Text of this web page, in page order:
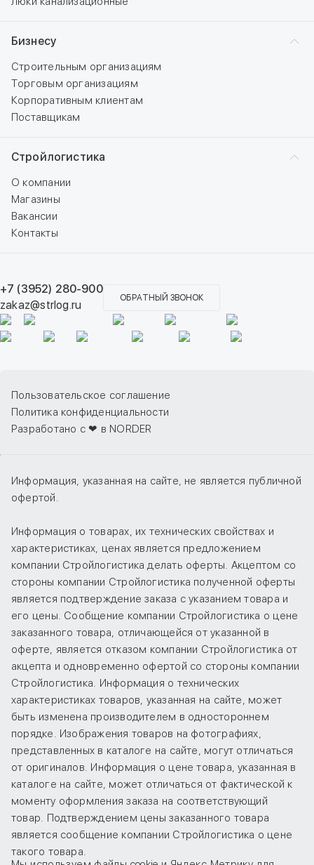
Бизнесу
Строительным организациям
Торговым организациям
Корпоративным клиентам
Поставщикам
Стройлогистика
О компании
Магазины
Вакансии
Контакты
+7 (3952) 280-900
zakaz@strlog.ru
ОБРАТНЫЙ ЗВОНОК
Пользовательское соглашение
Политика конфиденциальности
Разработано с ❤ в NORDER
Информация, указанная на сайте, не является публичной
офертой.
Информация о товарах, их технических свойствах и
характеристиках, ценах является предложением
компании Стройлогистика делать оферты. Акцептом со
стороны компании Стройлогистика полученной оферты
является подтверждение заказа с указанием товара и
его цены. Сообщение компании Стройлогистика о цене
заказанного товара, отличающейся от указанной в
оферте, является отказом компании Стройлогистика от
акцепта и одновременно офертой со стороны компании
Стройлогистика. Информация о технических
характеристиках товаров, указанная на сайте, может
быть изменена производителем в одностороннем
порядке. Изображения товаров на фотографиях,
представленных в каталоге на сайте, могут отличаться
от оригиналов. Информация о цене товара, указанная в
каталоге на сайте, может отличаться от фактической к
моменту оформления заказа на соответствующий
товар. Подтверждением цены заказанного товара
является сообщение компании Стройлогистика о цене
такого товара.